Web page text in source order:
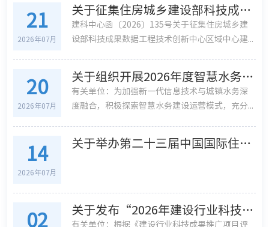
21
2026年07月
关于征集住房城乡建设部科技成果数据工程技术创新中心区域中心建设单位的通知
建科中心函〔2026〕135号关于征集住房城乡建
设部科技成果数据工程技术创新中心区域中心建...
20
2026年07月
关于组织开展2026年度智慧水务典型案例与先进适用产品征集工作的通知
有关单位：为加强新一代信息技术与城镇水务深
度融合，积极探索智慧水务建设运营模式，充分...
14
2026年07月
关于举办第二十三届中国国际住宅产业暨建筑工业化产品与设备博览会的通知
02 关于发布“2026年建设行业科技成果推广项目 （第二批）”公告的通知
有关单位：根据《建设行业科技成果推广项目评